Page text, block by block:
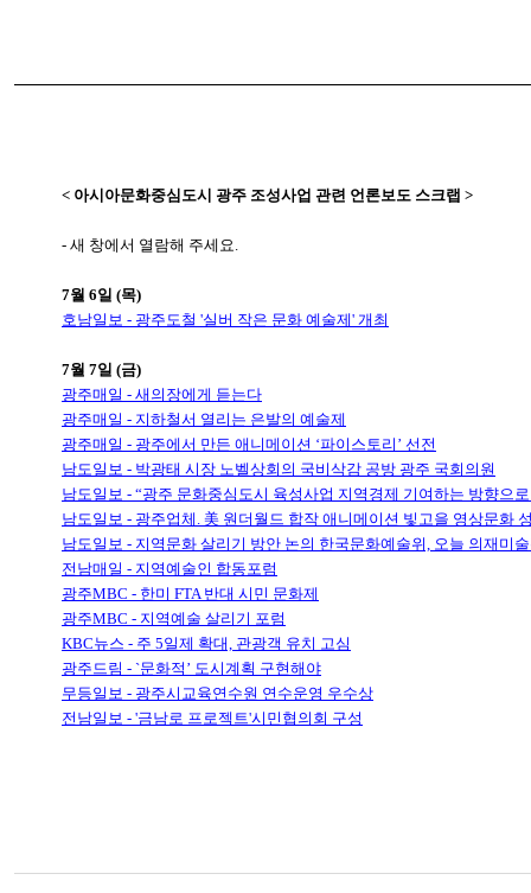
< 아시아문화중심도시 광주 조성사업 관련 언론보도 스크랩 >
- 새 창에서 열람해 주세요.
7월 6일 (목)
호남일보 - 광주도철 '실버 작은 문화 예술제' 개최
7월 7일 (금)
광주매일 - 새의장에게 듣는다
광주매일 - 지하철서 열리는 은발의 예술제
광주매일 - 광주에서 만든 애니메이션 ‘파이스토리’ 선전
남도일보 - 박광태 시장 노벨상회의 국비삭감 공방 광주 국회의원
남도일보 - “광주 문화중심도시 육성사업 지역경제 기여하는 방향으로
남도일보 - 광주업체. 美 원더월드 합작 애니메이션 빛고을 영상문화
남도일보 - 지역문화 살리기 방안 논의 한국문화예술위, 오늘 의재미
전남매일 - 지역예술인 합동포럼
광주MBC - 한미 FTA 반대 시민 문화제
광주MBC - 지역예술 살리기 포럼
KBC뉴스 - 주 5일제 확대, 관광객 유치 고심
광주드림 - `문화적’ 도시계획 구현해야
무등일보 - 광주시교육연수원 연수운영 우수상
전남일보 - '금남로 프로젝트'시민협의회 구성